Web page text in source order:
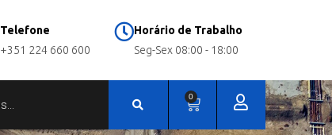
Telefone
+351 224 660 600
Horário de Trabalho
Seg-Sex 08:00 - 18:00
0